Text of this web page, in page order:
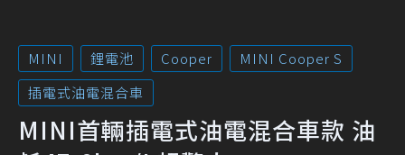
MINI 鋰電池 Cooper
MINI Cooper S
插電式油電混合車
MINI首輛插電式油電混合車款 油